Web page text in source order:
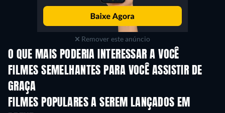
Remover este anúncio
O QUE MAIS PODERIA INTERESSAR A VOCÊ
FILMES SEMELHANTES PARA VOCÊ ASSISTIR DE
GRAÇA
FILMES POPULARES A SEREM LANÇADOS EM